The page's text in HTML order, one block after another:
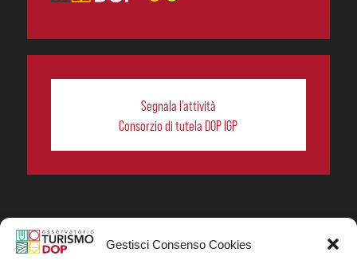
Gestisci Consenso Cookies
Segnala l’attività
Consorzio di tutela DOP IGP
In collaborazione ORIGIN ITALIA.